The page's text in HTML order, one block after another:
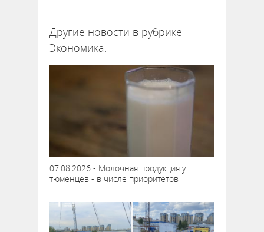
Другие новости в рубрике
Экономика:
07.08.2026 - Молочная продукция у
тюменцев - в числе приоритетов